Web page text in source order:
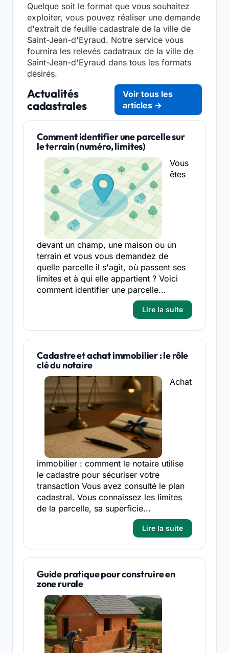
Quelque soit le format que vous souhaitez
exploiter, vous pouvez réaliser une demande
d'extrait de feuille cadastrale de la ville de
Saint-Jean-d'Eyraud. Notre service vous
fournira les relevés cadatraux de la ville de
Saint-Jean-d'Eyraud dans tous les formats
désirés.
Actualités
cadastrales
Voir tous les
articles →
Comment identifier une parcelle sur
le terrain (numéro, limites)
Vous
êtes
devant un champ, une maison ou un
terrain et vous vous demandez de
quelle parcelle il s'agit, où passent ses
limites et à qui elle appartient ? Voici
comment identifier une parcelle...
Lire la suite
Cadastre et achat immobilier : le rôle
clé du notaire
Achat
immobilier : comment le notaire utilise
le cadastre pour sécuriser votre
transaction Vous avez consulté le plan
cadastral. Vous connaissez les limites
de la parcelle, sa superficie...
Lire la suite
Guide pratique pour construire en
zone rurale